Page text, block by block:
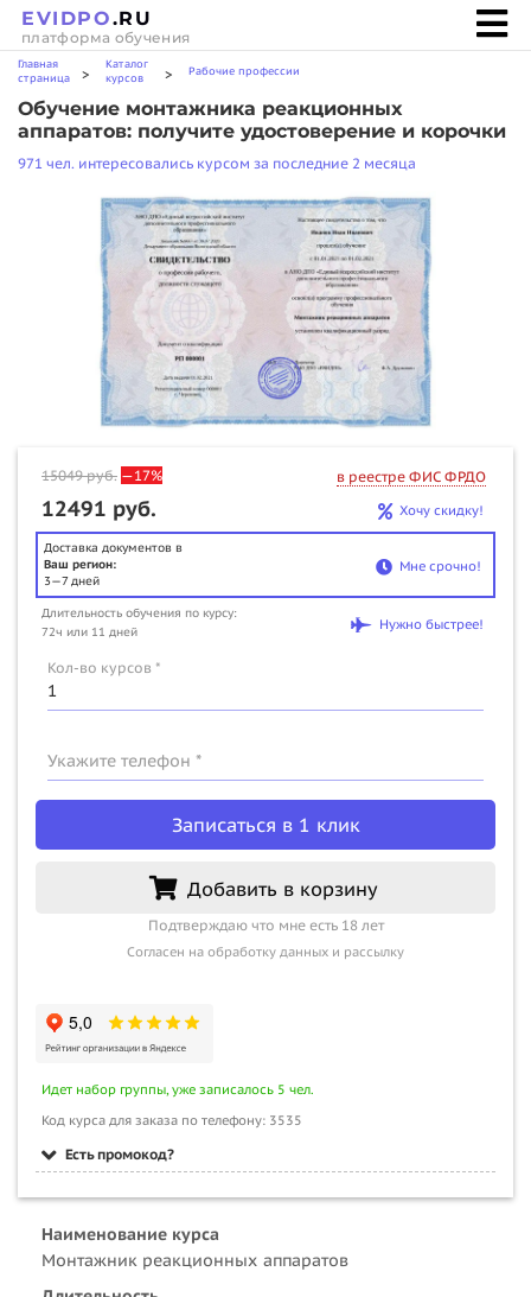
EVIDPO.RU
платформа обучения
Главная
страница
>
Каталог
курсов
> Рабочие профессии
Обучение монтажника реакционных
аппаратов: получите удостоверение и корочки
971 чел. интересовались курсом за последние 2 месяца
15049руб. —17% в реестре ФИС ФРДО
12491 руб. Хочу скидку!
Доставка документов в
Ваш регион:
3—7 дней
Мне срочно!
Длительность обучения по курсу:
72ч или 11 дней
Нужно быстрее!
Кол-во курсов *
Укажите телефон *
Записаться в 1 клик
Добавить в корзину
Подтверждаю что мне есть 18 лет
Согласен на обработку данных и рассылку
Идет набор группы, уже записалось 5 чел.
Код курса для заказа по телефону: 3535
Есть промокод?
Наименование курса
Монтажник реакционных аппаратов